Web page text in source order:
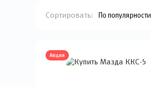
Сортировать: По популярности
Акция